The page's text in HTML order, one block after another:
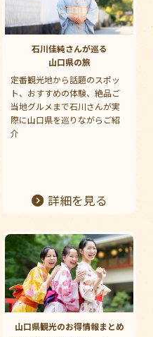
石川佳純さんが巡る
山口県の旅
定番観光地から話題のスポッ
ト、おすすめの体験、絶品ご
当地グルメまで石川さんが実
際に山口県を巡りながらご紹
介
詳細を見る
山口県観光のお得情報まとめ